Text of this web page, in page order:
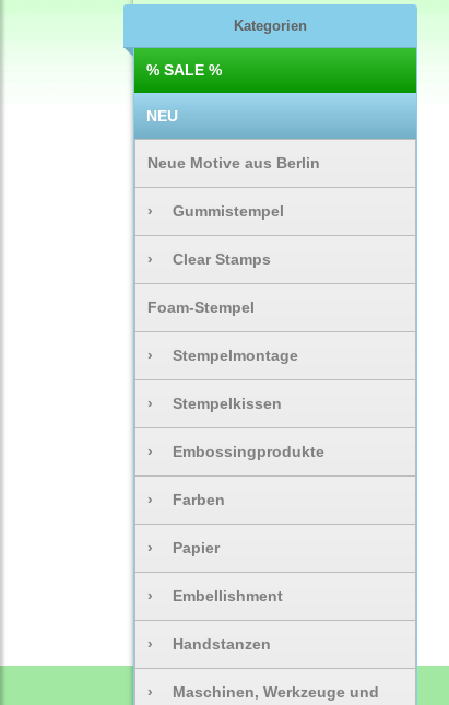
Kategorien
% SALE %
NEU
Neue Motive aus Berlin
› Gummistempel
› Clear Stamps
Foam-Stempel
› Stempelmontage
› Stempelkissen
› Embossingprodukte
› Farben
› Papier
› Embellishment
› Handstanzen
›
Maschinen, Werkzeuge und